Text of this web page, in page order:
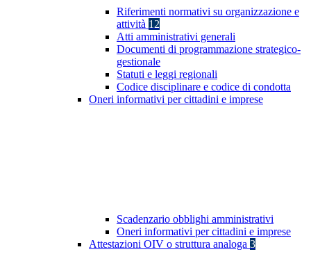
Riferimenti normativi su organizzazione e
attività 12
Atti amministrativi generali
Documenti di programmazione strategico-
gestionale
Statuti e leggi regionali
Codice disciplinare e codice di condotta
Oneri informativi per cittadini e imprese
Scadenzario obblighi amministrativi
Oneri informativi per cittadini e imprese
Attestazioni OIV o struttura analoga 3